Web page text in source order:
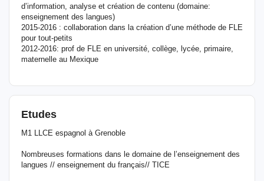
d’information, analyse et création de contenu (domaine:
enseignement des langues)
2015-2016 : collaboration dans la création d’une méthode de FLE
pour tout-petits
2012-2016: prof de FLE en université, collège, lycée, primaire,
maternelle au Mexique
Etudes
M1 LLCE espagnol à Grenoble
Nombreuses formations dans le domaine de l’enseignement des
langues // enseignement du français// TICE